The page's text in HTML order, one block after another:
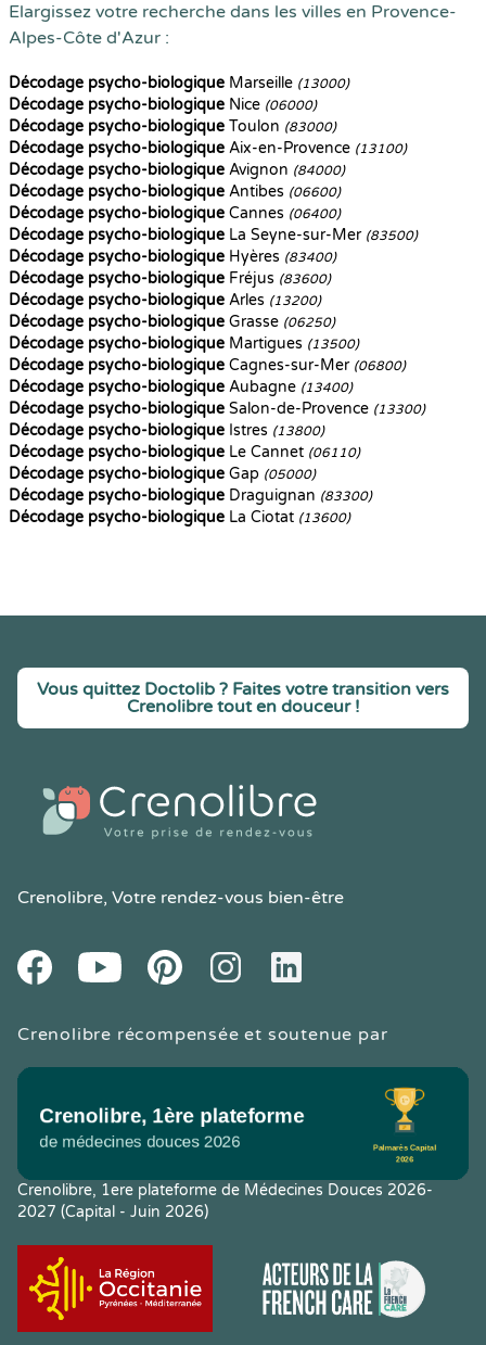
Elargissez votre recherche dans les villes en Provence-
Alpes-Côte d'Azur :
Décodage psycho-biologique Marseille (13000)
Décodage psycho-biologique Nice (06000)
Décodage psycho-biologique Toulon (83000)
Décodage psycho-biologique Aix-en-Provence (13100)
Décodage psycho-biologique Avignon (84000)
Décodage psycho-biologique Antibes (06600)
Décodage psycho-biologique Cannes (06400)
Décodage psycho-biologique La Seyne-sur-Mer (83500)
Décodage psycho-biologique Hyères (83400)
Décodage psycho-biologique Fréjus (83600)
Décodage psycho-biologique Arles (13200)
Décodage psycho-biologique Grasse (06250)
Décodage psycho-biologique Martigues (13500)
Décodage psycho-biologique Cagnes-sur-Mer (06800)
Décodage psycho-biologique Aubagne (13400)
Décodage psycho-biologique Salon-de-Provence (13300)
Décodage psycho-biologique Istres (13800)
Décodage psycho-biologique Le Cannet (06110)
Décodage psycho-biologique Gap (05000)
Décodage psycho-biologique Draguignan (83300)
Décodage psycho-biologique La Ciotat (13600)
Vous quittez Doctolib ? Faites votre transition vers
Crenolibre tout en douceur !
Crenolibre, Votre rendez-vous bien-être
FacebookYoutube PinteresetInstagramLinkedIn
Crenolibre récompensée et soutenue par
Crenolibre, 1ere plateforme de Médecines Douces 2026-
2027 (Capital - Juin 2026)